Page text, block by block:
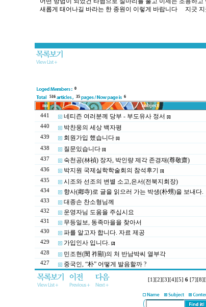
새롭게 태어나길 바라는 한 종원이 이렇게 바랍니다 지긋 지
0
516
35 6
no subject
441
네티즌 여러분께 당부 - 부도유사 정서 [1]
440
박찬웅의 세상 백자평
439
회원가입 했습니다 [1]
438
질문있습니다 [1]
437
숙천공(林禎) 장자, 박인량 제각 존경재(尊敬齋)
436
박지원 국제실학학술회의 참석후기 [1]
435
시조와 선조의 변별 소고,은서(전북지회장)
434
향사(鄕寺)로 글을 읽으러 가는 박생(朴甥)을 보내다.
433
대종손 찬소형님께
432
운영자님 도움을 주십시요
431
무등일보, 동족마을을 찾아서
430
파를 알고자 합니다. 자료 제공
429
가입인사 입니다. [2]
428
민조현(閔 祚顯)의 처 반남박씨 열부각
427
중국인, “朴” 어떻게 발음할까 ?
[1] [2] [3] [4] [5] 6 [7] [8]